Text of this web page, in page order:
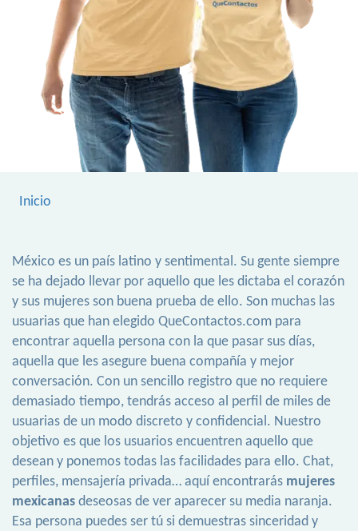
Inicio
México es un país latino y sentimental. Su gente siempre
se ha dejado llevar por aquello que les dictaba el corazón
y sus mujeres son buena prueba de ello. Son muchas las
usuarias que han elegido QueContactos.com para
encontrar aquella persona con la que pasar sus días,
aquella que les asegure buena compañía y mejor
conversación. Con un sencillo registro que no requiere
demasiado tiempo, tendrás acceso al perfil de miles de
usuarias de un modo discreto y confidencial. Nuestro
objetivo es que los usuarios encuentren aquello que
desean y ponemos todas las facilidades para ello. Chat,
perfiles, mensajería privada… aquí encontrarás mujeres
mexicanas deseosas de ver aparecer su media naranja.
Esa persona puedes ser tú si demuestras sinceridad y